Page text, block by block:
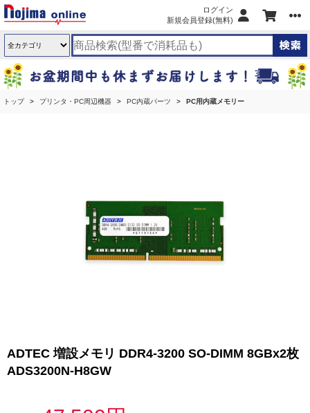
ログイン
新規会員登録(無料)
トップ プリンタ・PC周辺機器 PC内蔵パーツ PC用内蔵メモリー
ADTEC 増設メモリ DDR4-3200 SO-DIMM 8GBx2枚
ADS3200N-H8GW